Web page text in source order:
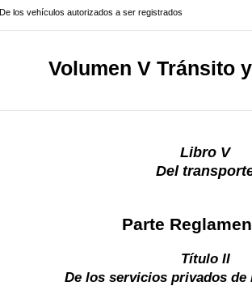
De los vehículos autorizados a ser registrados
Volumen V Tránsito
Libro V
Del
Parte
Título II
De los servicios privados